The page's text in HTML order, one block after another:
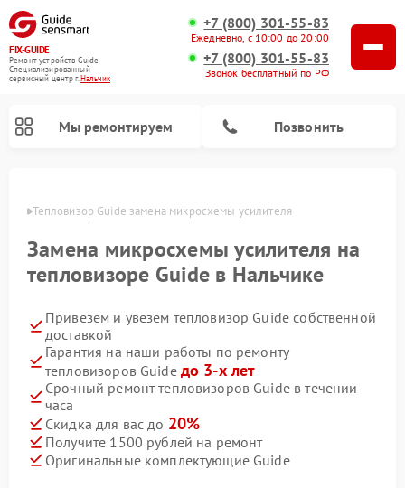
FIX-GUIDE
Ремонт устройств Guide
Специализированный
cервисный центр г.Нальчик
+7 (800) 301-55-83
Ежедневно, с 10:00 до 20:00
+7 (800) 301-55-83
Звонок бесплатный по РФ
Мы ремонтируем Позвонить
Тепловизор Guide замена микросхемы усилителя
Замена микросхемы усилителя на
тепловизоре Guide в Нальчике
Привезем и увезем тепловизор Guide собственной
доставкой
Гарантия на наши работы по ремонту
тепловизоров Guide до 3-х лет
Срочный ремонт тепловизоров Guide в течении
часа
Скидка для вас до 20%
Получите 1500 рублей на ремонт
Оригинальные комплектующие Guide